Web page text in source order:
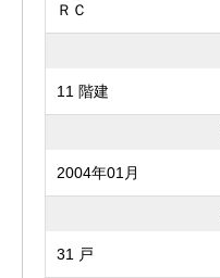
ＲＣ
11 階建
2004年01月
31 戸